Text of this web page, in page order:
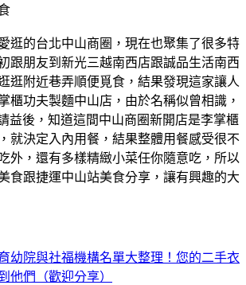
逛的台北中山商圈，現在也聚集了很多特
跟朋友到新光三越南西店跟誠品生活南西
逛附近巷弄順便覓食，結果發現這家讓人
櫃功夫製麵中山店，由於名稱似曾相識，
益後，知道這間中山商圈新開店是李掌櫃
就決定入內用餐，結果整體用餐感受很不
外，還有多樣精緻小菜任你隨意吃，所以
食跟捷運中山站美食分享，讓有興趣的大
幼院與社福機構名單大整理！您的二手衣
他們（歡迎分享）